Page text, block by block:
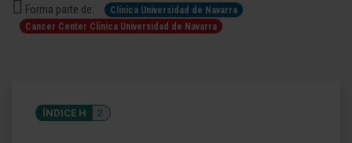
Forma parte de:
Clínica Universidad de Navarra
Cancer Center Clínica Universidad de Navarra
ÍNDICE H 2